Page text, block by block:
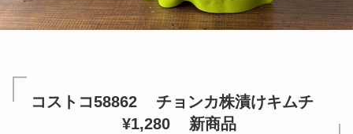
コストコ58862 チョンカ株漬けキムチ
¥1,280 新商品